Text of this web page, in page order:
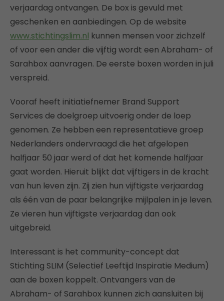
verjaardag ontvangen. De box is gevuld met
geschenken en aanbiedingen. Op de website
www.stichtingslim.nl kunnen mensen voor zichzelf
of voor een ander die vijftig wordt een Abraham- of
Sarahbox aanvragen. De eerste boxen worden in juli
verspreid.
Vooraf heeft initiatiefnemer Brand Support
Services de doelgroep uitvoerig onder de loep
genomen. Ze hebben een representatieve groep
Nederlanders ondervraagd die het afgelopen
halfjaar 50 jaar werd of dat het komende halfjaar
gaat worden. Hieruit blijkt dat vijftigers in de kracht
van hun leven zijn. Zij zien hun vijftigste verjaardag
als één van de paar belangrijke mijlpalen in je leven.
Ze vieren hun vijftigste verjaardag dan ook
uitgebreid.
Interessant is het community-concept dat
Stichting SLIM (Selectief Leeftijd Inspiratie Medium)
aan de boxen koppelt. Ontvangers van de
Abraham- of Sarahbox kunnen zich aansluiten bij